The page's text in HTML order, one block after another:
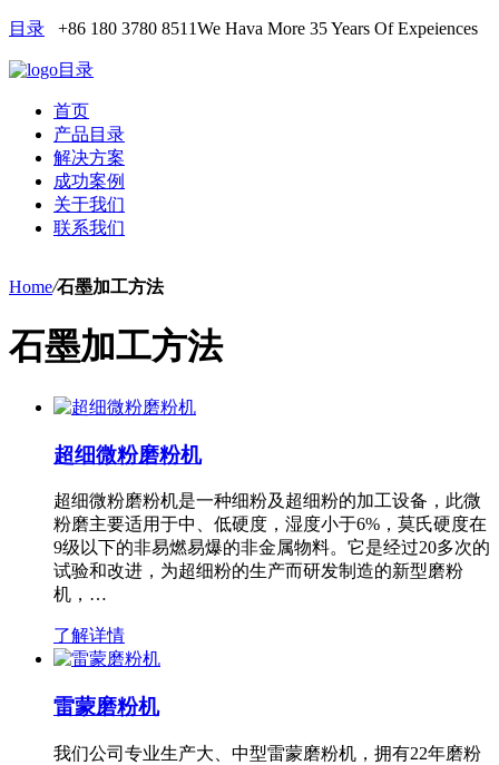
目录 +86 180 3780 8511We Hava More 35 Years Of Expeiences
目录
首页
产品目录
解决方案
成功案例
关于我们
联系我们
Home/石墨加工方法
石墨加工方法
超细微粉磨粉机
超细微粉磨粉机是一种细粉及超细粉的加工设备，此微
粉磨主要适用于中、低硬度，湿度小于6%，莫氏硬度在
9级以下的非易燃易爆的非金属物料。它是经过20多次的
试验和改进，为超细粉的生产而研发制造的新型磨粉
机，…
了解详情
雷蒙磨粉机
我们公司专业生产大、中型雷蒙磨粉机，拥有22年磨粉